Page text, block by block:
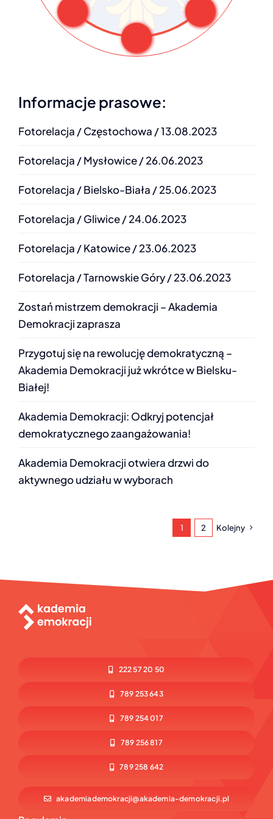
INFOLINIA
Informacje prasowe:
Fotorelacja / Częstochowa / 13.08.2023
Fotorelacja / Mysłowice / 26.06.2023
Fotorelacja / Bielsko-Biała / 25.06.2023
Fotorelacja / Gliwice / 24.06.2023
Fotorelacja / Katowice / 23.06.2023
Fotorelacja / Tarnowskie Góry / 23.06.2023
Zostań mistrzem demokracji – Akademia
Demokracji zaprasza
Przygotuj się na rewolucję demokratyczną –
Akademia Demokracji już wkrótce w Bielsku-
Białej!
Akademia Demokracji: Odkryj potencjał
demokratycznego zaangażowania!
Akademia Demokracji otwiera drzwi do
aktywnego udziału w wyborach
1 2 Kolejny
222 57 20 50
789 253 643
789 254 017
789 256 817
789 258 642
akademiademokracji@akademia-demokracji.pl